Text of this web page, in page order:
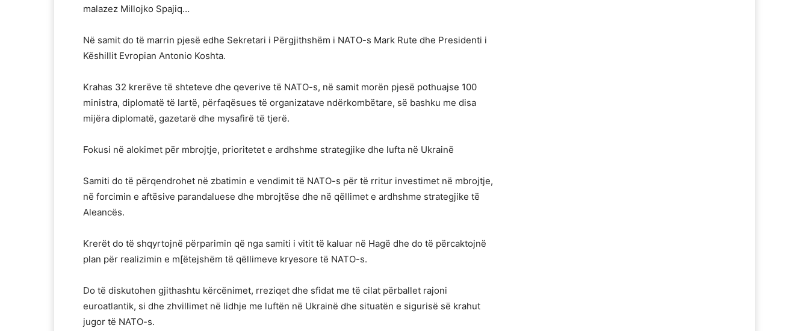
malazez Millojko Spajiq…
Në samit do të marrin pjesë edhe Sekretari i Përgjithshëm i NATO-s Mark Rute dhe Presidenti i
Këshillit Evropian Antonio Koshta.
Krahas 32 krerëve të shteteve dhe qeverive të NATO-s, në samit morën pjesë pothuajse 100
ministra, diplomatë të lartë, përfaqësues të organizatave ndërkombëtare, së bashku me disa
mijëra diplomatë, gazetarë dhe mysafirë të tjerë.
Fokusi në alokimet për mbrojtje, prioritetet e ardhshme strategjike dhe lufta në Ukrainë
Samiti do të përqendrohet në zbatimin e vendimit të NATO-s për të rritur investimet në mbrojtje,
në forcimin e aftësive parandaluese dhe mbrojtëse dhe në qëllimet e ardhshme strategjike të
Aleancës.
Krerët do të shqyrtojnë përparimin që nga samiti i vitit të kaluar në Hagë dhe do të përcaktojnë
plan për realizimin e m[ëtejshëm të qëllimeve kryesore të NATO-s.
Do të diskutohen gjithashtu kërcënimet, rreziqet dhe sfidat me të cilat përballet rajoni
euroatlantik, si dhe zhvillimet në lidhje me luftën në Ukrainë dhe situatën e sigurisë së krahut
jugor të NATO-s.